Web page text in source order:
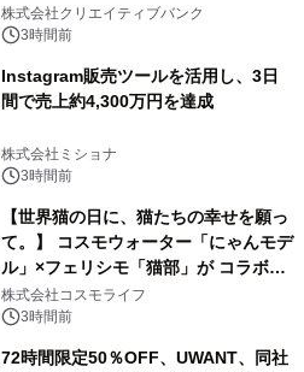
開催
株式会社クリエイティブバンク
3時間前
Instagram販売ツールを活用し、3日
間で売上約4,300万円を達成
株式会社ミショナ
3時間前
【世界猫の日に、猫たちの幸せを願っ
て。】 コスモウォーター「にゃんモデ
ル」×フェリシモ「猫部」が コラボキ
ャンペーンを実施
株式会社コスモライフ
3時間前
72時間限定50％OFF、UWANT、同社